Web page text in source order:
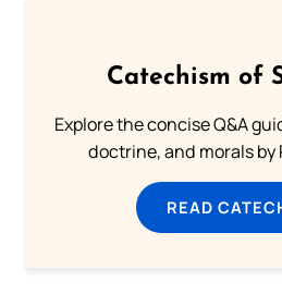
Catechism of
Explore the concise Q&A
doctrine, and morals by
READ